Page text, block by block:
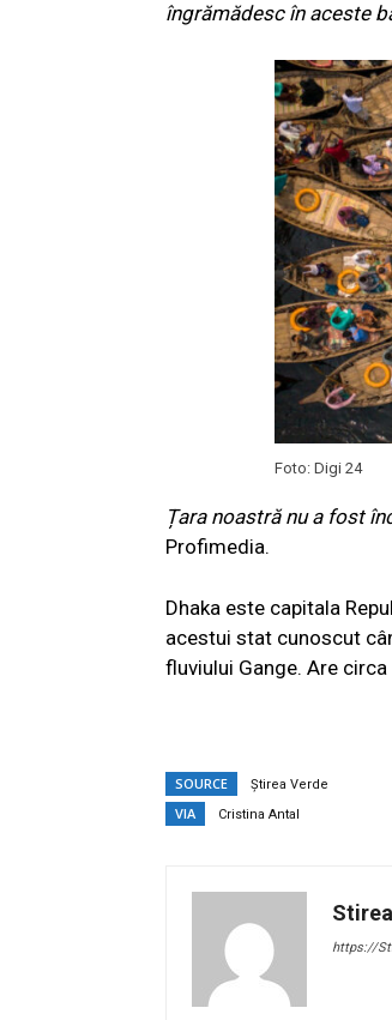
îngrămădesc în aceste
Foto: Digi 24
Țara noastră nu a fost
Profimedia.
Dhaka este capitala
acestui stat cunoscut
fluviului Gange. Are
SOURCE Știrea Verde
VIA Cristina Antal
https://